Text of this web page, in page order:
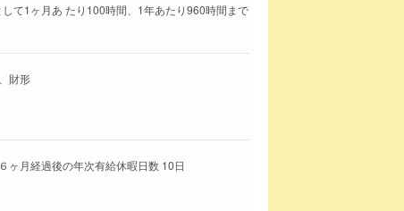
て1ヶ月あ たり100時間、1年あたり960時間まで
財形
ヶ月経過後の年次有給休暇日数 10日